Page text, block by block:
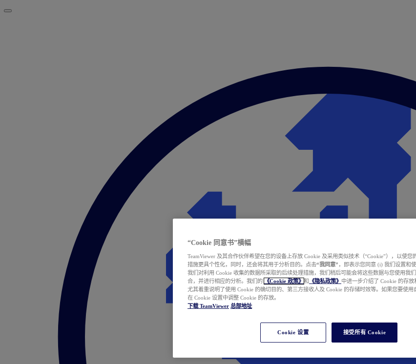
“Cookie 同意书”横幅
TeamViewer 及其合作伙伴希望在您的设备上存放 Cookie 及采用类似技术（“Cookie”），以使您
措施更具个性化，同时，还会将其用于分析目的。点击“我同意” ，即表示您同意 (i) 我们设置和
我们对利用 Cookie 收集的数据所采取的后续处理措施，我们稍后可能会将这些数据与您使用我
合，并进行相应的分析。我们的
《Cookie 政策》 和 《隐私政策》 中进一步介绍了 Cookie 的存放
尤其着重说明了使用 Cookie 的确切目的、第三方接收人及 Cookie 的存储时效等。如果您要使用
在 Cookie 设置中调整 Cookie 的存放。
下载 TeamViewer 总部地址
Cookie 设置 接受所有 Cookie